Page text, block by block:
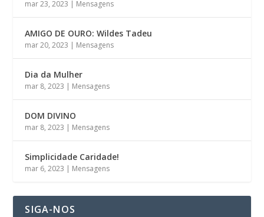
mar 23, 2023 Mensagens
AMIGO DE OURO: Wildes Tadeu
mar 20, 2023 Mensagens
Dia da Mulher
mar 8, 2023 Mensagens
DOM DIVINO
mar 8, 2023 Mensagens
Simplicidade Caridade!
mar 6, 2023 Mensagens
SIGA-NOS